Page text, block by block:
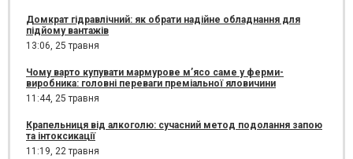
Домкрат гідравлічний: як обрати надійне обладнання для
підйому вантажів
13:06, 25 травня
Чому варто купувати мармурове м’ясо саме у ферми-
виробника: головні переваги преміальної яловичини
11:44, 25 травня
Крапельниця від алкоголю: сучасний метод подолання запою
та інтоксикації
11:19, 22 травня